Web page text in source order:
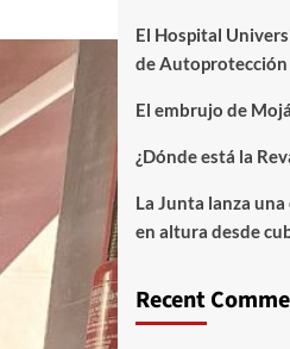
El Hospital
de Autoprotección
El embrujo de
¿Dónde está la
La Junta lanza
en altura desde
Recent